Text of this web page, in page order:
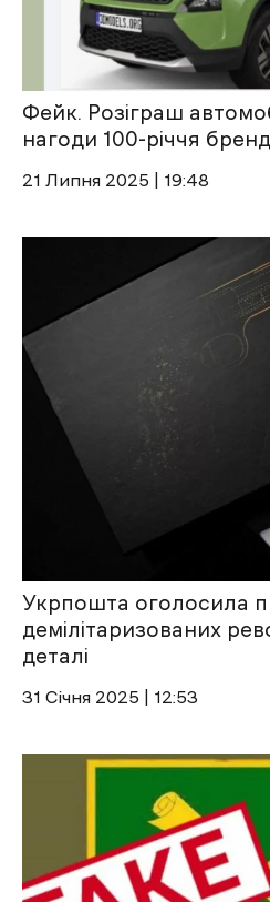
Фейк. Розіграш
нагоди 100-річчя
21 Липня 2025 | 19:48
Укрпошта оголосила
демілітаризованих
деталі
31 Січня 2025 | 12:53